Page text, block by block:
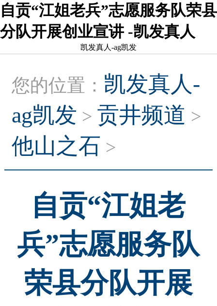
自贡“江姐老兵”志愿服务队荣县
分队开展创业宣讲 -凯发真人
凯发真人-ag凯发
您的位置： 凯发真人-
ag凯发 > 贡井频道 >
他山之石 >
自贡“江姐老
兵”志愿服务队
荣县分队开展